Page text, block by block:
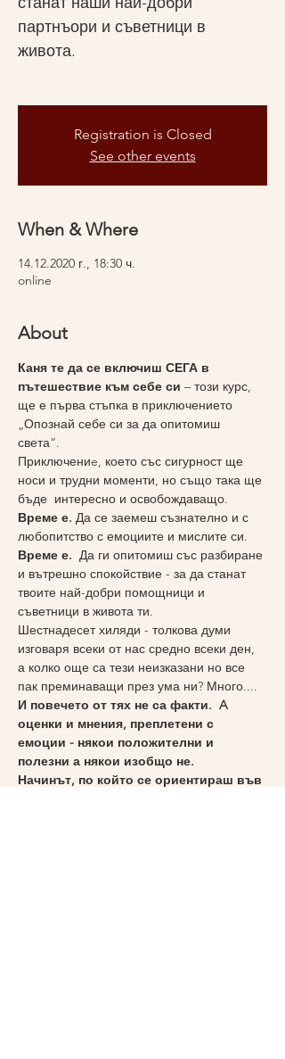
партнъори и съветници в
живота.
Registration is Closed
See other events
When & Where
14.12.2020 г., 18:30 ч.
online
About
Каня те да се включиш СЕГА в
пътешествие към себе си – този курс,
ще е първа стъпка в приключението
„Опознай себе си за да опитомиш
света“.
Приключениe, което със сигурност ще
носи и трудни моменти, но също така ще
бъде  интересно и освобождаващо.
Време е. Да се заемеш съзнателно и с
любопитство с емоциите и мислите си.
Време е. Да ги опитомиш със разбиране
и вътрешно спокойствие - за да станат
твоите най-добри помощници и
съветници в живота ти.
Шестнадесет хиляди - толкова думи
изговаря всеки от нас средно всеки ден,
а колко още са тези неизказани но все
пак преминаващи през ума ни? Много....
И повечето от тях не са факти.  A
оценки и мнения, преплетени с
емоции - някои положителни и
полезни а някои изобщо не.
Начинът, по който се ориентираш във